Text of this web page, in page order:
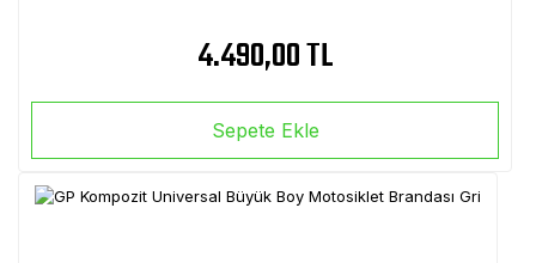
4.490,00 TL
Sepete Ekle